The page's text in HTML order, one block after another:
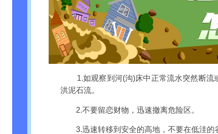
1.如观察到河(沟)床中正常流水突然断
洪泥石流。
2.不要留恋财物，迅速撤离危险区。
3.迅速转移到安全的高地，不要在低洼